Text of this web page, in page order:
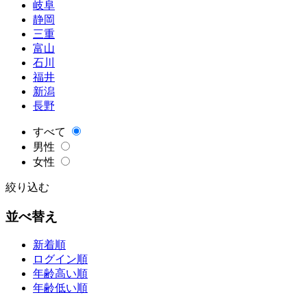
岐阜
静岡
三重
富山
石川
福井
新潟
長野
すべて
男性
女性
絞り込む
並べ替え
新着順
ログイン順
年齢高い順
年齢低い順